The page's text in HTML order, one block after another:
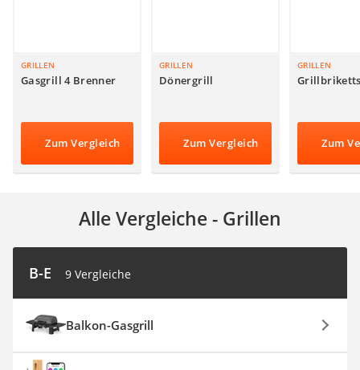
Beheizbare Handschuhe
GRILLEN
Gasgrill 4 Brenner
Zum Vergleich
GRILLEN
Dönergrill
Zum Vergleich
GRILLEN
Zum
Alle Vergleiche - Grillen
B-E 9 Vergleiche
Balkon-Gasgrill